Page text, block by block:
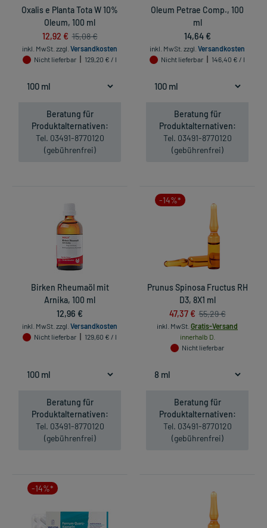
Oxalis e Planta Tota W 10%
Oleum, 100 ml
12,92 € 15,08 €
inkl. MwSt. zzgl. Versandkosten
Nicht lieferbar
129,20 € / l
Beratung für
Produktalternativen:
Tel. 03491-8770120
(gebührenfrei)
Oleum Petrae Comp., 100
ml
14,64 €
inkl. MwSt. zzgl. Versandkosten
Nicht lieferbar
146,40 € / l
Beratung für
Produktalternativen:
Tel. 03491-8770120
(gebührenfrei)
Birken Rheumaöl mit
Arnika, 100 ml
12,96 €
inkl. MwSt. zzgl. Versandkosten
Nicht lieferbar
129,60 € / l
Beratung für
Produktalternativen:
Tel. 03491-8770120
(gebührenfrei)
-14%*
Prunus Spinosa Fructus RH
D3, 8X1 ml
47,37 € 55,29 €
inkl. MwSt. Gratis-Versand
innerhalb D.
Nicht lieferbar
Beratung für
Produktalternativen:
Tel. 03491-8770120
(gebührenfrei)
-14%*